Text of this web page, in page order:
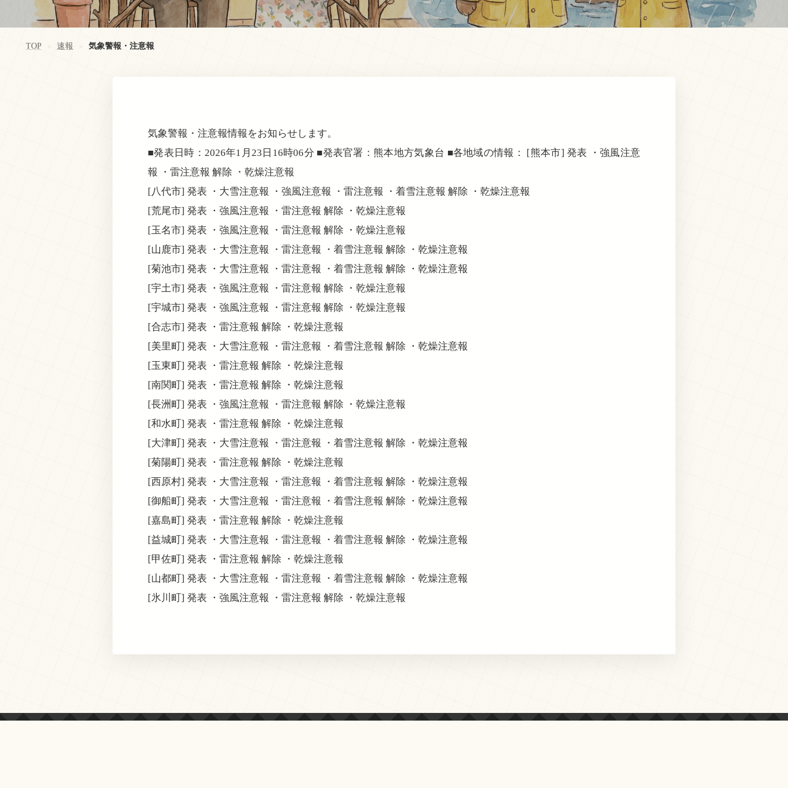
TOP > 速報 > 気象警報・注意報
気象警報・注意報情報をお知らせします。
■発表日時：2026年1月23日16時06分 ■発表官署：熊本地方気象台 ■各地域の情報： [熊本市] 発表 ・強風注意
報 ・雷注意報 解除 ・乾燥注意報
[八代市] 発表 ・大雪注意報 ・強風注意報 ・雷注意報 ・着雪注意報 解除 ・乾燥注意報
[荒尾市] 発表 ・強風注意報 ・雷注意報 解除 ・乾燥注意報
[玉名市] 発表 ・強風注意報 ・雷注意報 解除 ・乾燥注意報
[山鹿市] 発表 ・大雪注意報 ・雷注意報 ・着雪注意報 解除 ・乾燥注意報
[菊池市] 発表 ・大雪注意報 ・雷注意報 ・着雪注意報 解除 ・乾燥注意報
[宇土市] 発表 ・強風注意報 ・雷注意報 解除 ・乾燥注意報
[宇城市] 発表 ・強風注意報 ・雷注意報 解除 ・乾燥注意報
[合志市] 発表 ・雷注意報 解除 ・乾燥注意報
[美里町] 発表 ・大雪注意報 ・雷注意報 ・着雪注意報 解除 ・乾燥注意報
[玉東町] 発表 ・雷注意報 解除 ・乾燥注意報
[南関町] 発表 ・雷注意報 解除 ・乾燥注意報
[長洲町] 発表 ・強風注意報 ・雷注意報 解除 ・乾燥注意報
[和水町] 発表 ・雷注意報 解除 ・乾燥注意報
[大津町] 発表 ・大雪注意報 ・雷注意報 ・着雪注意報 解除 ・乾燥注意報
[菊陽町] 発表 ・雷注意報 解除 ・乾燥注意報
[西原村] 発表 ・大雪注意報 ・雷注意報 ・着雪注意報 解除 ・乾燥注意報
[御船町] 発表 ・大雪注意報 ・雷注意報 ・着雪注意報 解除 ・乾燥注意報
[嘉島町] 発表 ・雷注意報 解除 ・乾燥注意報
[益城町] 発表 ・大雪注意報 ・雷注意報 ・着雪注意報 解除 ・乾燥注意報
[甲佐町] 発表 ・雷注意報 解除 ・乾燥注意報
[山都町] 発表 ・大雪注意報 ・雷注意報 ・着雪注意報 解除 ・乾燥注意報
[氷川町] 発表 ・強風注意報 ・雷注意報 解除 ・乾燥注意報